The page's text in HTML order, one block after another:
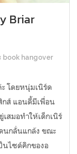
Briar
book hangover
โดยหนุ่มเนิร์ด
กส์ แอนดี้มีเพื่อน
สมอทำให้เด็กเนิร์
นกลั่นแกล้ง ขณะ
นไซด์คิกของอ